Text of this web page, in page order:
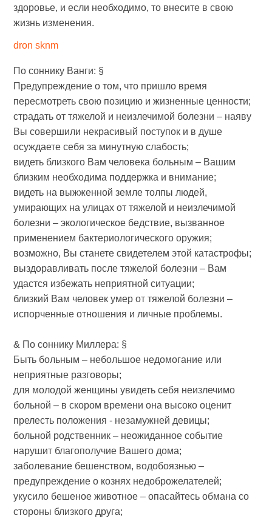
здоровье, и если необходимо, то внесите в свою
жизнь изменения.
dron sknm
По соннику Ванги: §
Предупреждение о том, что пришло время
пересмотреть свою позицию и жизненные ценности;
страдать от тяжелой и неизлечимой болезни – наяву
Вы совершили некрасивый поступок и в душе
осуждаете себя за минутную слабость;
видеть близкого Вам человека больным – Вашим
близким необходима поддержка и внимание;
видеть на выжженной земле толпы людей,
умирающих на улицах от тяжелой и неизлечимой
болезни – экологическое бедствие, вызванное
применением бактериологического оружия;
возможно, Вы станете свидетелем этой катастрофы;
выздоравливать после тяжелой болезни – Вам
удастся избежать неприятной ситуации;
близкий Вам человек умер от тяжелой болезни –
испорченные отношения и личные проблемы.
& По соннику Миллера: §
Быть больным – небольшое недомогание или
неприятные разговоры;
для молодой женщины увидеть себя неизлечимо
больной – в скором времени она высоко оценит
прелесть положения - незамужней девицы;
больной родственник – неожиданное событие
нарушит благополучие Вашего дома;
заболевание бешенством, водобоязнью –
предупреждение о кознях недоброжелателей;
укусило бешеное животное – опасайтесь обмана со
стороны близкого друга;